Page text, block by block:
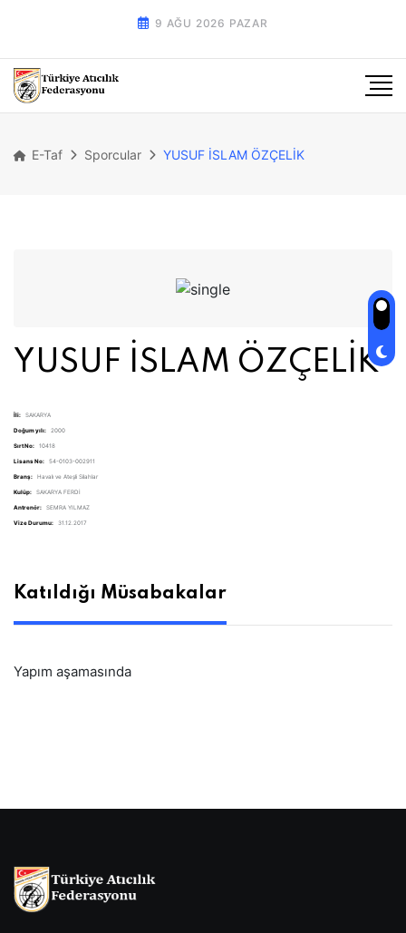
9 AĞU 2026 PAZAR
E-Taf Sporcular YUSUF İSLAM ÖZÇELİK
YUSUF İSLAM ÖZÇELİK
İli: SAKARYA
Doğum yılı: 2000
Sırt No: 10418
Lisans No: 54-0103-002911
Branş: Havalı ve Ateşli Silahlar
Kulüp: SAKARYA FERDİ
Antrenör: SEMRA YILMAZ
Vize Durumu: 31.12.2017
Katıldığı Müsabakalar
Yapım aşamasında